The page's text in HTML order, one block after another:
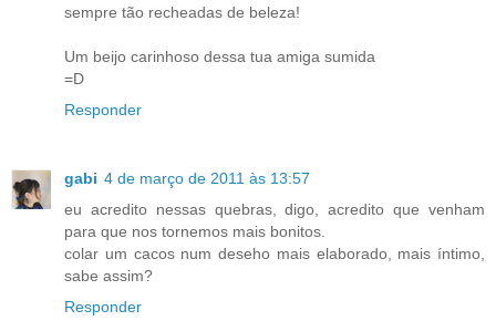
sempre tão recheadas de beleza!
Um beijo carinhoso dessa tua amiga sumida
=D
Responder
gabi 4 de março de 2011 às 13:57
eu acredito nessas quebras, digo, acredito que venham
para que nos tornemos mais bonitos.
colar um cacos num deseho mais elaborado, mais íntimo,
sabe assim?
Responder